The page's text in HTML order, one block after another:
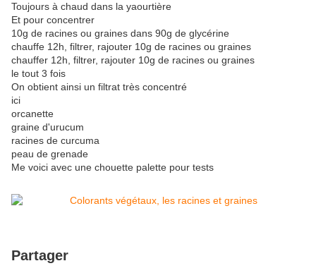
Toujours à chaud dans la yaourtière
Et pour concentrer
10g de racines ou graines dans 90g de glycérine
chauffe 12h, filtrer, rajouter 10g de racines ou graines
chauffer 12h, filtrer, rajouter 10g de racines ou graines
le tout 3 fois
On obtient ainsi un filtrat très concentré
ici
orcanette
graine d'urucum
racines de curcuma
peau de grenade
Me voici avec une chouette palette pour tests
Partager